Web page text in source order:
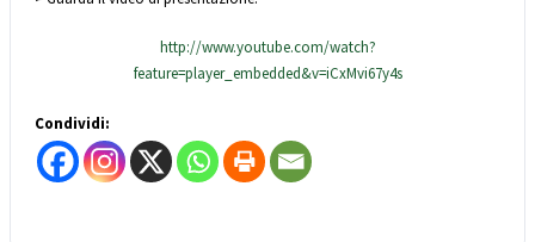
http://www.youtube.com/watch?
feature=player_embedded&v=iCxMvi67y4s
Condividi: